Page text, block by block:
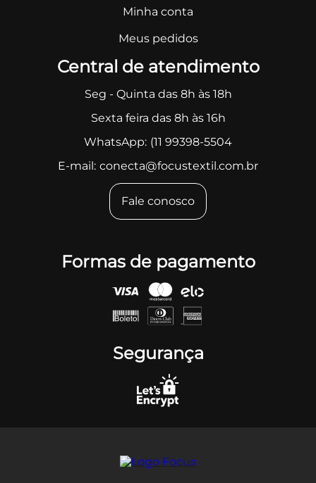
Minha conta
Meus pedidos
Central de atendimento
Seg - Quinta das 8h às 18h
Sexta feira das 8h às 16h
WhatsApp: (11 99398-5504
E-mail: conecta@focustextil.com.br
Fale conosco
Formas de pagamento
Segurança